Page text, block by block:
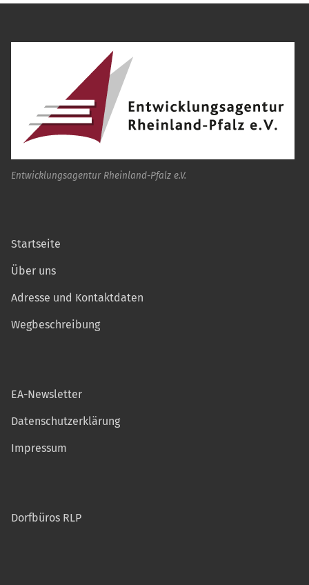
Entwicklungsagentur Rheinland-Pfalz e.V.
Startseite
Über uns
Adresse und Kontaktdaten
Wegbeschreibung
EA-Newsletter
Datenschutzerklärung
Impressum
Dorfbüros RLP